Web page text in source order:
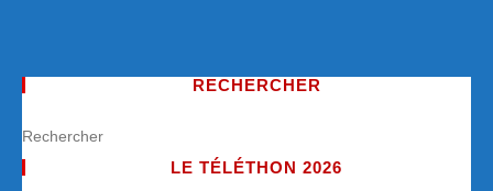
RECHERCHER
LE TÉLÉTHON 2026